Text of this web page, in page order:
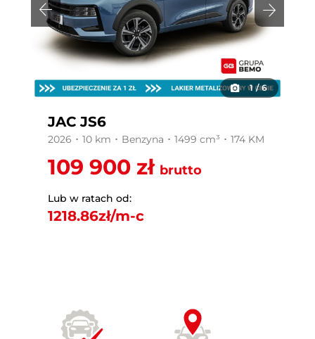
1 / 6
JAC JS6
2026 ･ 10 km ･ Benzyna ･ 1499 cm³ ･ 174 KM
109 900 zł brutto
Lub w ratach od:
1218.86zł/m-c